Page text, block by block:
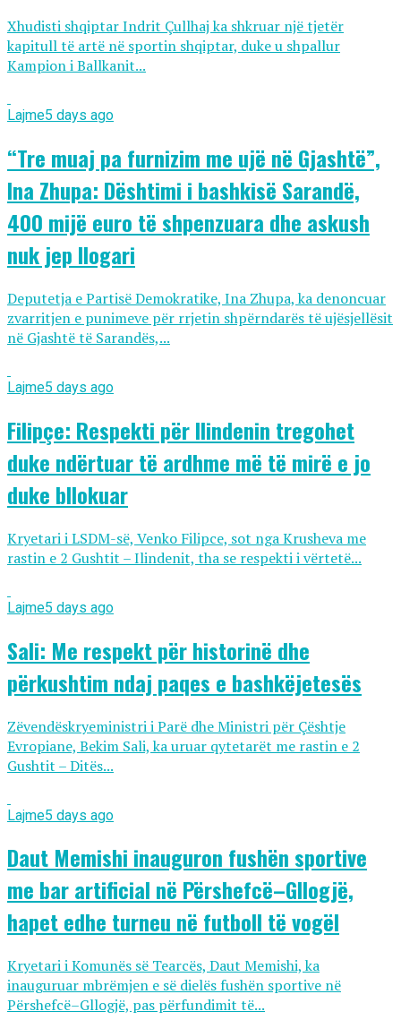
Xhudisti shqiptar Indrit Çullhaj ka shkruar një tjetër
kapitull të artë në sportin shqiptar, duke u shpallur
Kampion i Ballkanit...
Lajme5 days ago
“Tre muaj pa furnizim me ujë në Gjashtë”,
Ina Zhupa: Dështimi i bashkisë Sarandë,
400 mijë euro të shpenzuara dhe askush
nuk jep llogari
Deputetja e Partisë Demokratike, Ina Zhupa, ka denoncuar
zvarritjen e punimeve për rrjetin shpërndarës të ujësjellësit
në Gjashtë të Sarandës,...
Lajme5 days ago
Filipçe: Respekti për Ilindenin tregohet
duke ndërtuar të ardhme më të mirë e jo
duke bllokuar
Kryetari i LSDM-së, Venko Filipce, sot nga Krusheva me
rastin e 2 Gushtit – Ilindenit, tha se respekti i vërtetë...
Lajme5 days ago
Sali: Me respekt për historinë dhe
përkushtim ndaj paqes e bashkëjetesës
Zëvendëskryeministri i Parë dhe Ministri për Çështje
Evropiane, Bekim Sali, ka uruar qytetarët me rastin e 2
Gushtit – Ditës...
Lajme5 days ago
Daut Memishi inauguron fushën sportive
me bar artificial në Përshefcë–Gllogjë,
hapet edhe turneu në futboll të vogël
Kryetari i Komunës së Tearcës, Daut Memishi, ka
inauguruar mbrëmjen e së dielës fushën sportive në
Përshefcë–Gllogjë, pas përfundimit të...